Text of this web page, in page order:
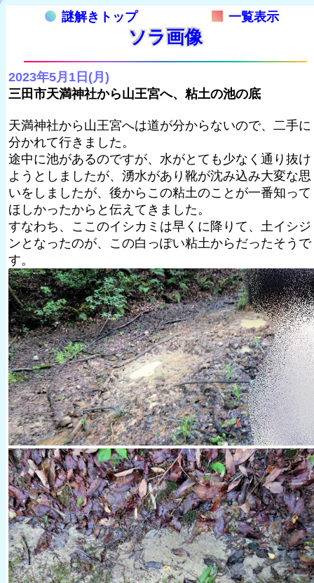
謎解きトップ 一覧表示
ソラ画像
2023年5月1日(月)
三田市天満神社から山王宮へ、粘土の池の底
天満神社から山王宮へは道が分からないので、二手に
分かれて行きました。
途中に池があるのですが、水がとても少なく通り抜け
ようとしましたが、湧水があり靴が沈み込み大変な思
いをしましたが、後からこの粘土のことが一番知って
ほしかったからと伝えてきました。
すなわち、ここのイシカミは早くに降りて、土イシジ
ンとなったのが、この白っぽい粘土からだったそうで
す。